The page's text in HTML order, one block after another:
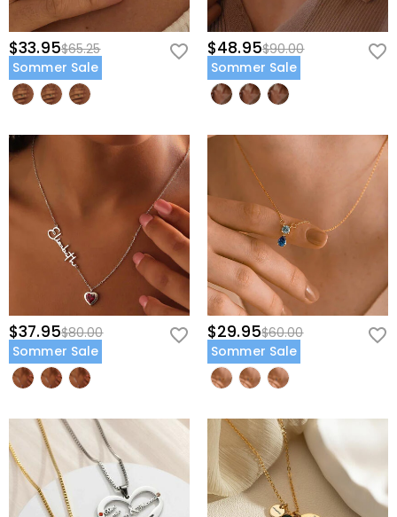
$33.95$65.25
Sommer Sale
$48.95$90.00
Sommer Sale
$37.95$80.00
Sommer Sale
$29.95$60.00
Sommer Sale